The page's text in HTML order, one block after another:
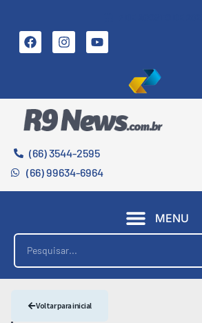
(66) 3544-2595
(66) 99634-6964
MENU
Voltar para inicial